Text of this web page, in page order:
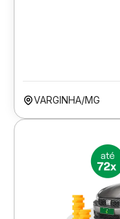
VARGINHA/MG